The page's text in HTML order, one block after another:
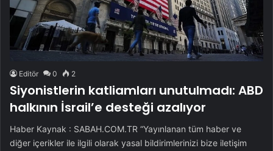
Editör 0 2
Siyonistlerin katliamları unutulmadı: ABD
halkının İsrail’e desteği azalıyor
Haber Kaynak : SABAH.COM.TR “Yayınlanan tüm haber ve
diğer içerikler ile ilgili olarak yasal bildirimlerinizi bize iletişim